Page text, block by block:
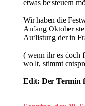
etwas beisteuern
Wir haben die
Anfang Oktober
Auflistung der in
( wenn ihr es doch
wollt, stimmt
Edit: Der Termin